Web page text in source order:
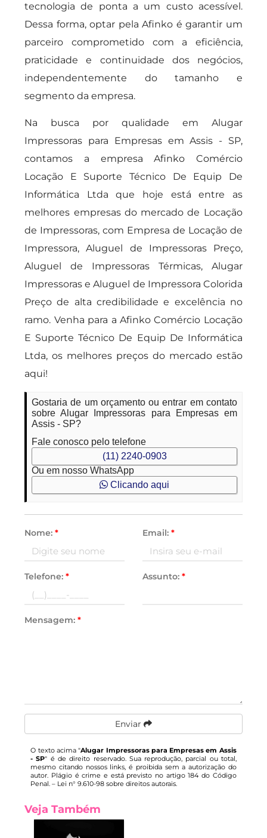
tecnologia de ponta a um custo acessível.
Dessa forma, optar pela Afinko é garantir um
parceiro comprometido com a eficiência,
praticidade e continuidade dos negócios,
independentemente do tamanho e
segmento da empresa.
Na busca por qualidade em Alugar
Impressoras para Empresas em Assis - SP,
contamos a empresa Afinko Comércio
Locação E Suporte Técnico De Equip De
Informática Ltda que hoje está entre as
melhores empresas do mercado de Locação
de Impressoras, com Empresa de Locação de
Impressora, Aluguel de Impressoras Preço,
Aluguel de Impressoras Térmicas, Alugar
Impressoras e Aluguel de Impressora Colorida
Preço de alta credibilidade e excelência no
ramo. Venha para a Afinko Comércio Locação
E Suporte Técnico De Equip De Informática
Ltda, os melhores preços do mercado estão
aqui!
Gostaria de um orçamento ou entrar em contato
sobre Alugar Impressoras para Empresas em
Assis - SP?
Fale conosco pelo telefone
(11) 2240-0903
Ou em nosso WhatsApp
Clicando aqui
Nome:* Email: *
Telefone:* Assunto: *
Mensagem:*
Enviar
O texto acima "Alugar Impressoras para Empresas em Assis
- SP" é de direito reservado. Sua reprodução, parcial ou total,
mesmo citando nossos links, é proibida sem a autorização do
autor. Plágio é crime e está previsto no artigo 184 do Código
Penal. – Lei n° 9.610-98 sobre direitos autorais.
Veja Também